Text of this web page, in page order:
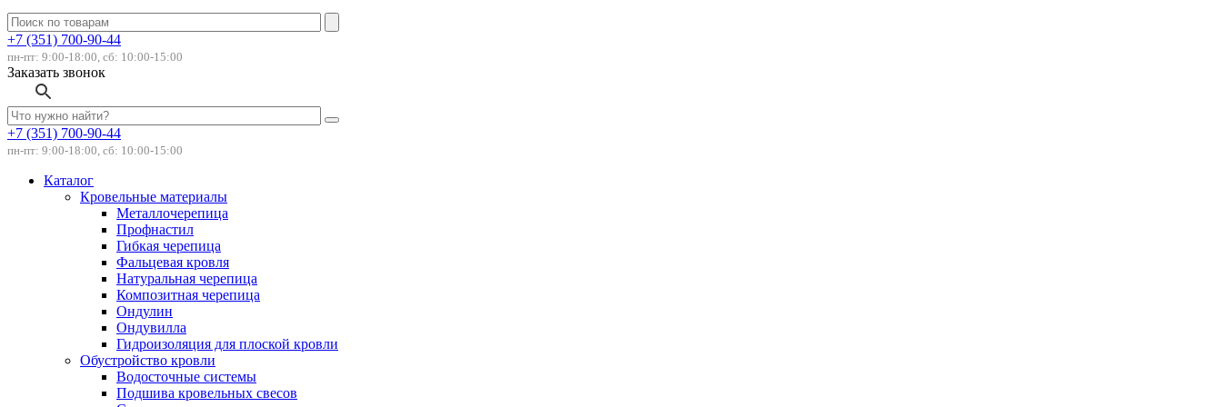
+7 (351) 700-90-44
пн-пт: 9:00-18:00, сб: 10:00-15:00
Заказать звонок
+7 (351) 700-90-44
пн-пт: 9:00-18:00, сб: 10:00-15:00
Каталог
Кровельные материалы
Металлочерепица
Профнастил
Гибкая черепица
Фальцевая кровля
Натуральная черепица
Композитная черепица
Ондулин
Ондувилла
Гидроизоляция для плоской кровли
Обустройство кровли
Водосточные системы
Подшива кровельных свесов